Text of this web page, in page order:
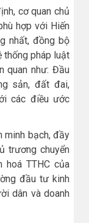
cơ quan chủ
hợp với Hiến
nhất, đồng bộ
thống pháp luật
quan như: Đầu
sản, đất đai,
các điều ước
minh bạch, đầy
trương chuyển
hoá TTHC của
đầu tư kinh
dân và doanh